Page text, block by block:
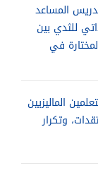
المساعد
للثدي بين
في
الماليزيين
وتكرار